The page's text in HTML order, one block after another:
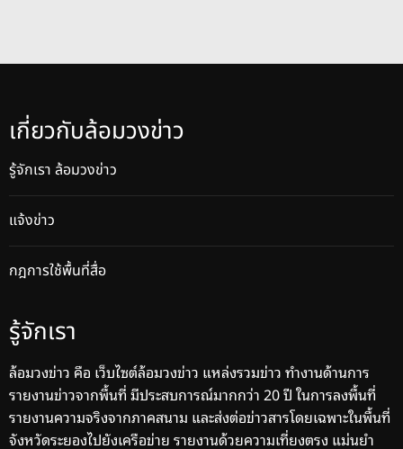
เกี่ยวกับล้อมวงข่าว
รู้จักเรา ล้อมวงข่าว
แจ้งข่าว
กฎการใช้พื้นที่สื่อ
รู้จักเรา
ล้อมวงข่าว คือ เว็บไซต์ล้อมวงข่าว แหล่งรวมข่าว ทำงานด้านการ
รายงานข่าวจากพื้นที่ มีประสบการณ์มากกว่า 20 ปี ในการลงพื้นที่
รายงานความจริงจากภาคสนาม และส่งต่อข่าวสารโดยเฉพาะในพื้นที่
จังหวัดระยองไปยังเครือข่าย รายงานด้วยความเที่ยงตรง แม่นยำ